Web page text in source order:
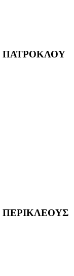
ΠΑΤΡΟΚΛΟΥ
ΠΕΡΙΚΛΕΟΥΣ